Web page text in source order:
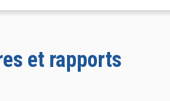
et rapports